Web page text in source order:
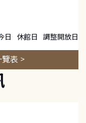
日 休館日 調整開放日
表 >